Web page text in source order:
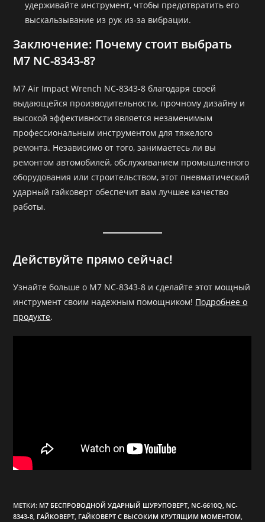
удерживайте инструмент, чтобы предотвратить его
выскальзывание из рук из-за вибрации.
Заключение: Почему стоит выбрать
M7 NC-8343-8?
M7 Air Impact Wrench NC-8343-8 благодаря своей
выдающейся производительности, прочному дизайну и
высокой эффективности является незаменимым
профессиональным инструментом для тяжелого
ремонта. Независимо от того, занимаетесь ли вы
ремонтом автомобилей, обслуживанием промышленного
оборудования или строительством, этот пневматический
ударный гайковерт обеспечит вам лучшее качество
работы.
Действуйте прямо сейчас!
Узнайте больше о M7 NC-8343-8 и сделайте этот мощный
инструмент своим надежным помощником! Подробнее о
продукте.
МЕТКИ: M7 БЕСПРОВОДНОЙ УДАРНЫЙ ШУРУПОВЕРТ NC-6610Q NC-
8343-8 ГАЙКОВЕРТ ГАЙКОВЕРТ С ВЫСОКИМ КРУТЯЩИМ МОМЕНТОМ